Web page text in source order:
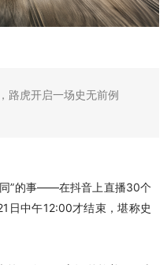
路虎开启一场史无前例
”的事——在抖音上直播30个
日中午12:00才结束，堪称史